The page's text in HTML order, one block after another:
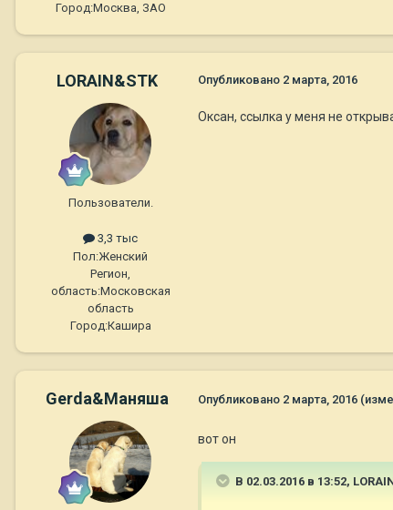
Город:Москва, ЗАО
LORAIN&STK
Пользователи.
3,3 тыс
Пол:Женский
Регион,
область:Московская
область
Город:Кашира
Опубликовано 2 марта, 2016
Оксан, ссылка у меня не
Gerda&Маняша Опубликовано 2 марта, 2016
вот он
В 02.03.2016 в 13:52,